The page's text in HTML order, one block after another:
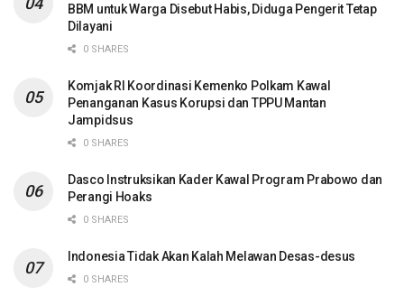
BBM untuk Warga Disebut Habis, Diduga Pengerit Tetap
Dilayani
0 SHARES
Komjak RI Koordinasi Kemenko Polkam Kawal
Penanganan Kasus Korupsi dan TPPU Mantan
Jampidsus
0 SHARES
Dasco Instruksikan Kader Kawal Program Prabowo dan
Perangi Hoaks
0 SHARES
Indonesia Tidak Akan Kalah Melawan Desas-desus
0 SHARES